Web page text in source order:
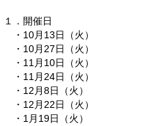
１．開催日
・10月13日（火）
・10月27日（火）
・11月10日（火）
・11月24日（火）
・12月8日（火）
・12月22日（火）
・1月19日（火）